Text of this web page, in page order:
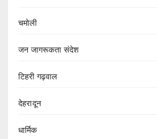
चमोली
जन जागरूकता संदेश
टिहरी गढ़वाल
देहरादून
धार्मिक